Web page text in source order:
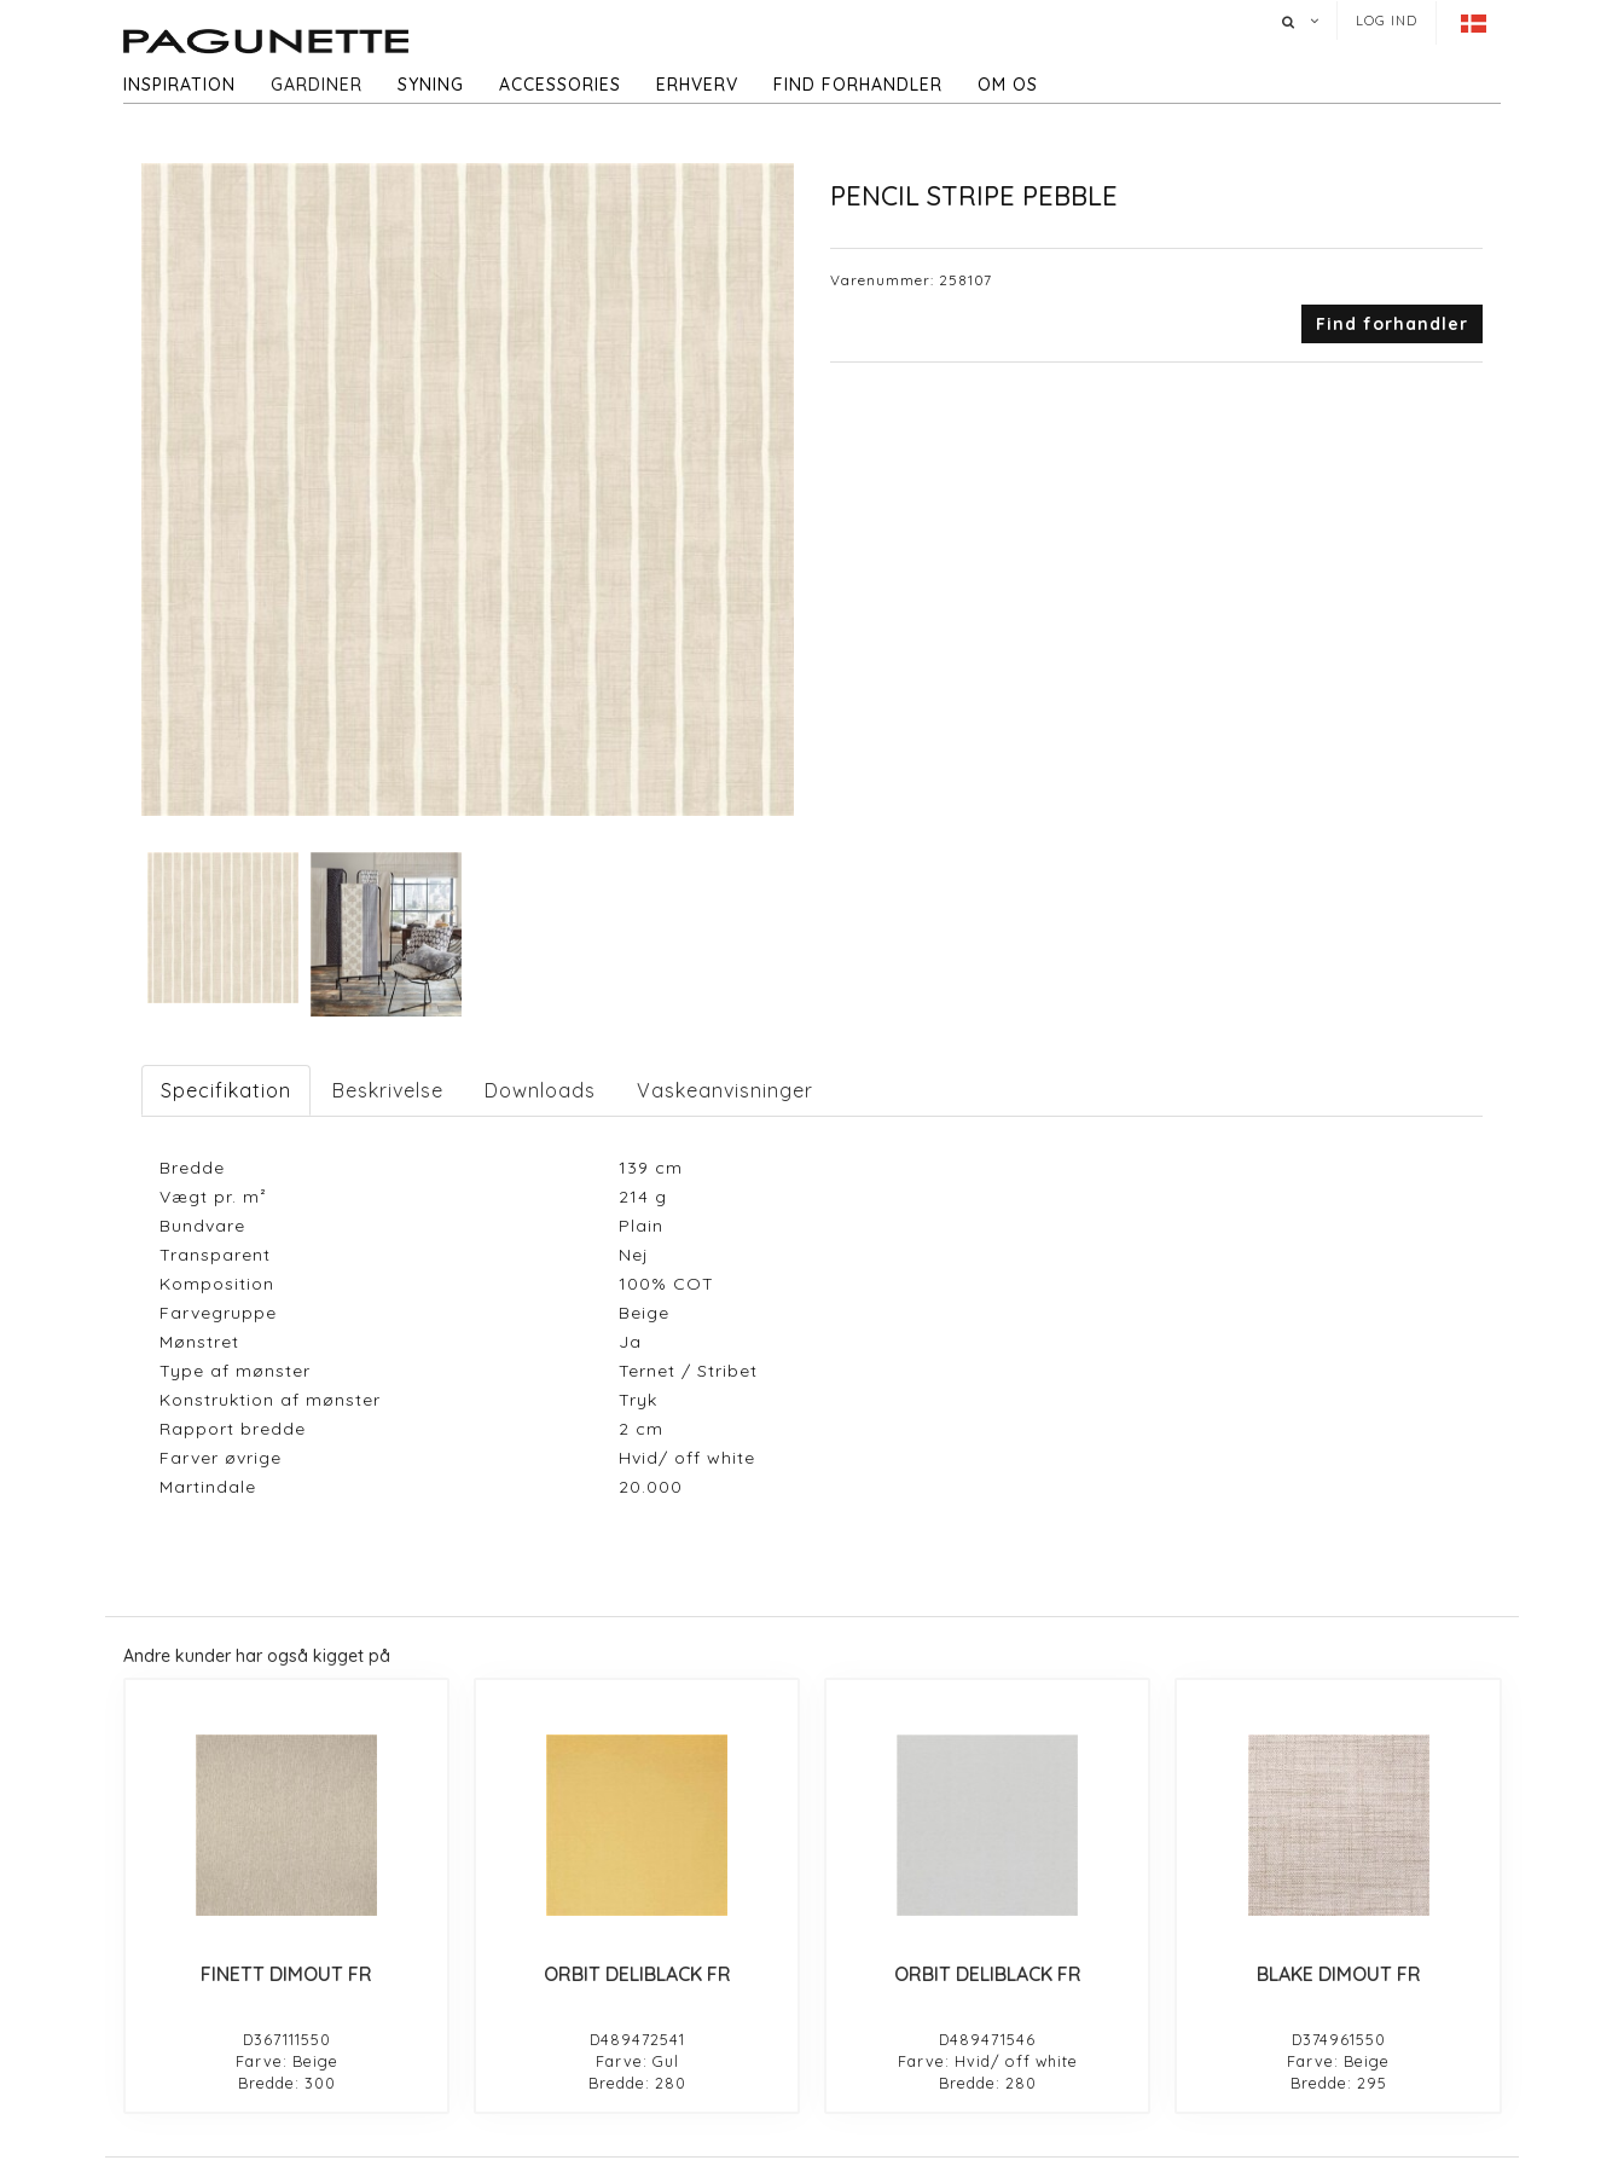
LOG IND
INSPIRATION GARDINER SYNING ACCESSORIES ERHVERV FIND FORHANDLER OM OS
PENCIL STRIPE PEBBLE
Varenummer: 258107
Find forhandler
Specifikation Beskrivelse Downloads Vaskeanvisninger
Bredde 139 cm
Vægt pr. m²
214 g
Bundvare
Plain
Transparent
Nej
Komposition
100% COT
Farvegruppe
Beige
Mønstret
Ja
Type af mønster
Ternet / Stribet
Konstruktion af mønster
Tryk
Rapport bredde
2 cm
Farver øvrige
Hvid/ off white
Martindale
20.000
Andre kunder har også kigget på
FINETT DIMOUT FR
D367111550
Farve: Beige
Bredde: 300
ORBIT DELIBLACK FR
D489472541
Farve: Gul
Bredde: 280
ORBIT DELIBLACK FR
D489471546
Farve: Hvid/ off white
Bredde: 280
BLAKE DIMOUT FR
D374961550
Farve: Beige
Bredde: 295